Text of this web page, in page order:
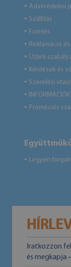
● Adatvédelmi
● Szállítás
● Fizetés
● Reklamáció
● Üzleti
● Kérdések és
● Szerelési
● INFORMÁCIÓK
● Promóciós
● Legyen
Iratkozzon
és megkapja